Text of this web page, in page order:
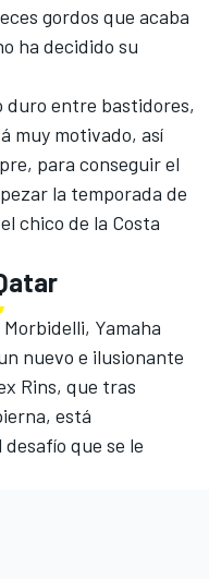
gordos que acaba
ha decidido su
duro entre bastidores,
muy motivado, así
para conseguir el
la temporada de
chico de la Costa
, Yamaha
nuevo e ilusionante
Rins, que tras
está
que se le